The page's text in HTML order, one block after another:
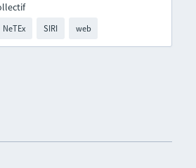
NeTEx SIRI web